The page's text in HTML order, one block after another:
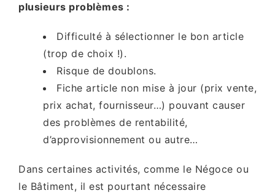
plusieurs problèmes :
Difficulté à sélectionner le bon article
(trop de choix !).
Risque de doublons.
Fiche article non mise à jour (prix vente,
prix achat, fournisseur…) pouvant causer
des problèmes de rentabilité,
d’approvisionnement ou autre…
Dans certaines activités, comme le Négoce ou
le Bâtiment, il est pourtant nécessaire